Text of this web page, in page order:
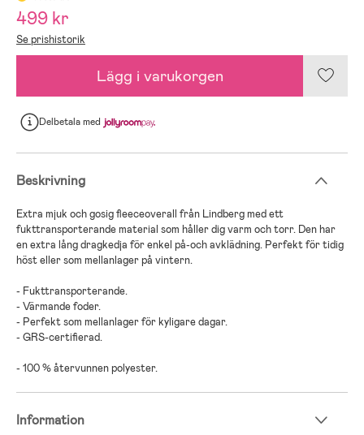
499 kr
Se prishistorik
Lägg i varukorgen
Delbetalamed
Beskrivning
Extra mjuk och gosig fleeceoverall från Lindberg med ett
fukttransporterande material som håller dig varm och torr. Den har
en extra lång dragkedja för enkel på-och avklädning. Perfekt för tidig
höst eller som mellanlager på vintern.
- Fukttransporterande.
- Värmande foder.
- Perfekt som mellanlager för kyligare dagar.
- GRS-certifierad.
- 100 % återvunnen polyester.
Information